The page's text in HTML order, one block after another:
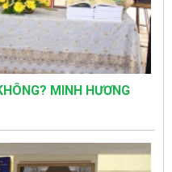
MINH HƯƠNG